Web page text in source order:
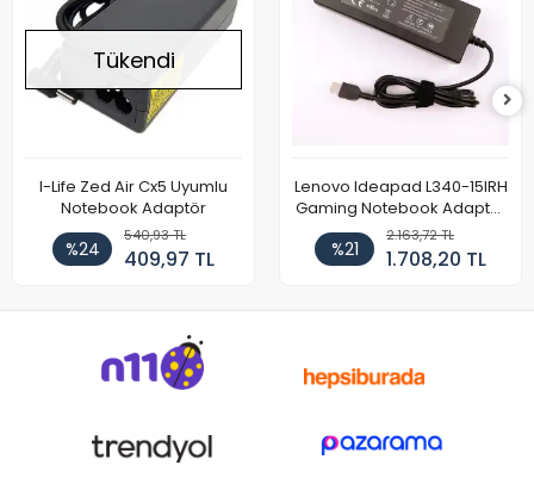
Tükendi
I-Life Zed Air Cx5 Uyumlu
Notebook Adaptör
%24
540,93 TL
409,97 TL
Lenovo Ideapad L340-15IRH
Gaming Notebook Adaptör
Cihazı Şarj Aleti (150W)
%21
2.163,72 TL
1.708,20 TL